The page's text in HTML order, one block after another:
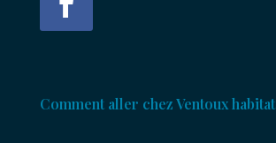
Comment aller chez Ventoux habitat